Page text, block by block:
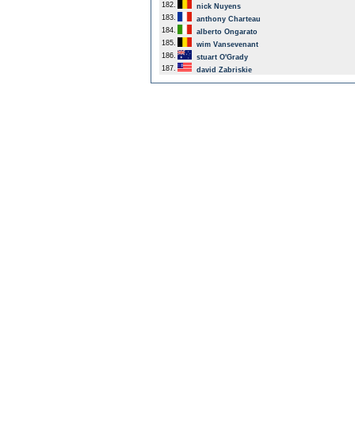
182.
nick Nuyens
183.
anthony Charteau
184.
alberto Ongarato
185.
wim Vansevenant
186.
stuart O'Grady
187.
david Zabriskie